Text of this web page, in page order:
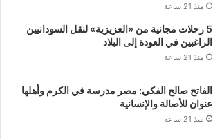
منذ 21 ساعة
5 رحلات مجانية من «العزيزية» لنقل السودانيين
الراغبين في العودة إلى البلاد
منذ 21 ساعة
الفاتح صالح الفكي: مصر مدرسة في الكرم وأهلها
عنوان للأصالة والإنسانية
منذ 21 ساعة